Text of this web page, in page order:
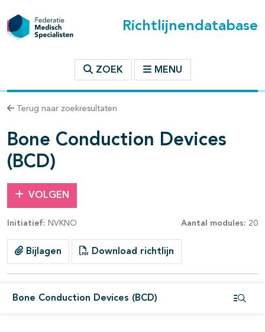
Richtlijnendatabase
ZOEK MENU
Terug naar zoekresultaten
Bone Conduction Devices
(BCD)
VOLGEN
Initiatief: NVKNO Aantal modules: 20
Bijlagen Download richtlijn
Bone Conduction Devices (BCD)
binnen deze richtlijn